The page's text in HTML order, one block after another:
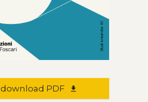
download PDF file_download